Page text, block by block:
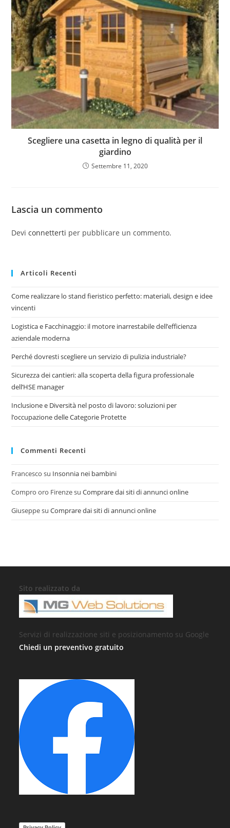
Scegliere una casetta in legno di qualità per il
giardino
Settembre 11, 2020
Lascia un commento
Deviconnetterti per pubblicare un commento.
Articoli Recenti
Come realizzare lo stand fieristico perfetto: materiali, design e idee
vincenti
Logistica e Facchinaggio: il motore inarrestabile dell’efficienza
aziendale moderna
Perché dovresti scegliere un servizio di pulizia industriale?
Sicurezza dei cantieri: alla scoperta della figura professionale
dell’HSE manager
Inclusione e Diversità nel posto di lavoro: soluzioni per
l’occupazione delle Categorie Protette
Commenti Recenti
Francesco su Insonnia nei bambini
Compro oro FirenzesuComprare dai siti di annunci online
GiuseppesuComprare dai siti di annunci online
Sito realizzato da
Servizi di realizzazione siti e posizionamento su Google
Chiedi un preventivo gratuito